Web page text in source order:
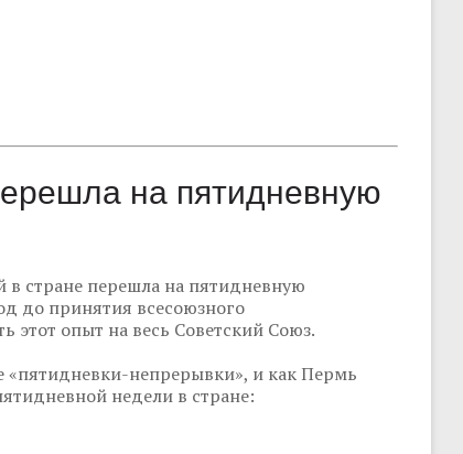
на пятидневную
в стране перешла на пятидневную
до принятия всесоюзного
этот опыт на весь Советский Союз.
непрерывки», и как Пермь
недели в стране: